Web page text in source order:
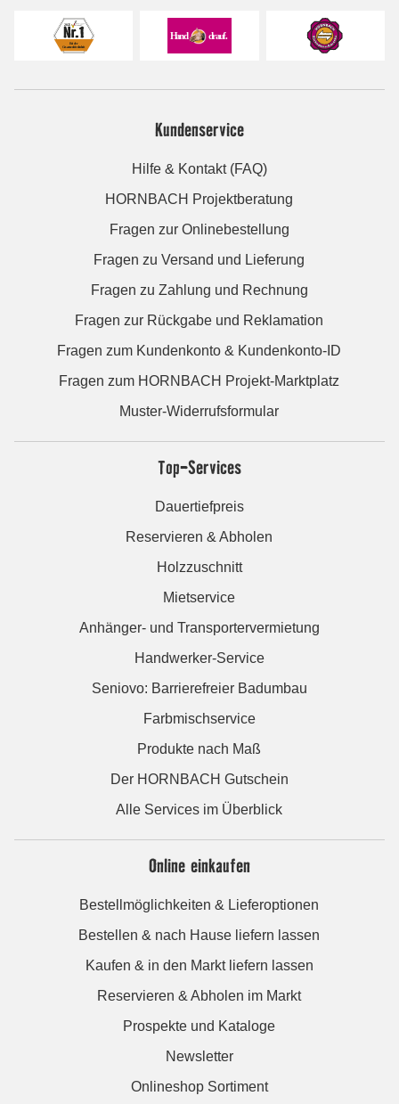
Kundenservice
Hilfe & Kontakt (FAQ)
HORNBACH Projektberatung
Fragen zur Onlinebestellung
Fragen zu Versand und Lieferung
Fragen zu Zahlung und Rechnung
Fragen zur Rückgabe und Reklamation
Fragen zum Kundenkonto & Kundenkonto-ID
Fragen zum HORNBACH Projekt-Marktplatz
Muster-Widerrufsformular
Top-Services
Dauertiefpreis
Reservieren & Abholen
Holzzuschnitt
Mietservice
Anhänger- und Transportervermietung
Handwerker-Service
Seniovo: Barrierefreier Badumbau
Farbmischservice
Produkte nach Maß
Der HORNBACH Gutschein
Alle Services im Überblick
Online einkaufen
Bestellmöglichkeiten & Lieferoptionen
Bestellen & nach Hause liefern lassen
Kaufen & in den Markt liefern lassen
Reservieren & Abholen im Markt
Prospekte und Kataloge
Newsletter
Onlineshop Sortiment